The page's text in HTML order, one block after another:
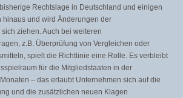
Rechtslage in Deutschland und einigen
hinaus und wird Änderungen der
ziehen. Auch bei weiteren
z.B. Überprüfung von Vergleichen oder
spielt die Richtlinie eine Rolle. Es verbleibt
für die Mitgliedstaaten in der
– das erlaubt Unternehmen sich auf die
und die zusätzlichen neuen Klagen